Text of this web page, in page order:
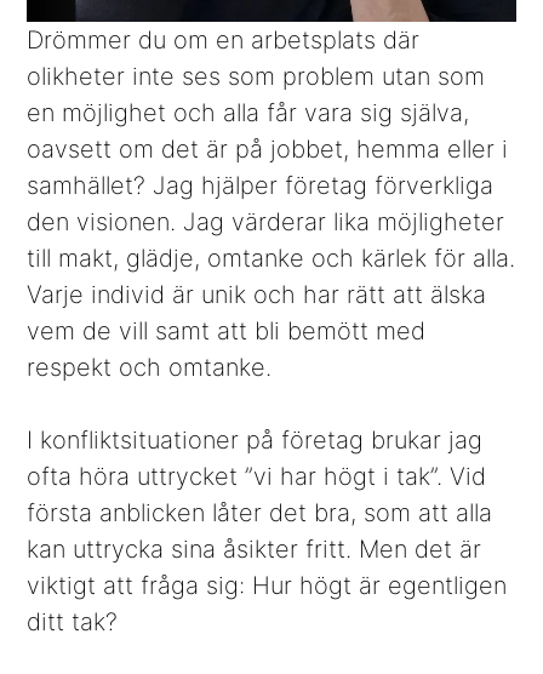
Drömmer du om en arbetsplats där
olikheter inte ses som problem utan som
en möjlighet och alla får vara sig själva,
oavsett om det är på jobbet, hemma eller i
samhället? Jag hjälper företag förverkliga
den visionen. Jag värderar lika möjligheter
till makt, glädje, omtanke och kärlek för alla.
Varje individ är unik och har rätt att älska
vem de vill samt att bli bemött med
respekt och omtanke.
I konfliktsituationer på företag brukar jag
ofta höra uttrycket ”vi har högt i tak”. Vid
första anblicken låter det bra, som att alla
kan uttrycka sina åsikter fritt. Men det är
viktigt att fråga sig: Hur högt är egentligen
ditt tak?